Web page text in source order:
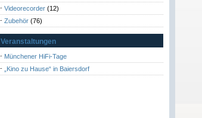
Videorecorder (12)
Zubehör (76)
Veranstaltungen
Münchener HiFi-Tage
„Kino zu Hause“ in Baiersdorf